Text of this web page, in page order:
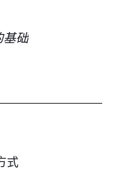
基础
式